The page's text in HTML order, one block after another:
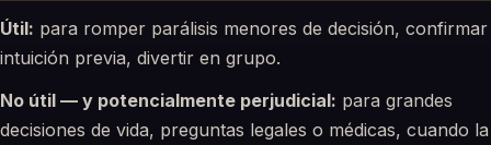
Útil: para romper parálisis menores de decisión, confirmar
intuición previa, divertir en grupo.
No útil — y potencialmente perjudicial: para grandes
decisiones de vida, preguntas legales o médicas, cuando la